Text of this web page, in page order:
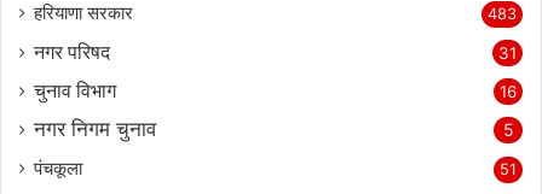
हरियाणा सरकार 483
नगर परिषद 31
चुनाव विभाग 16
नगर निगम चुनाव 5
पंचकूला 51